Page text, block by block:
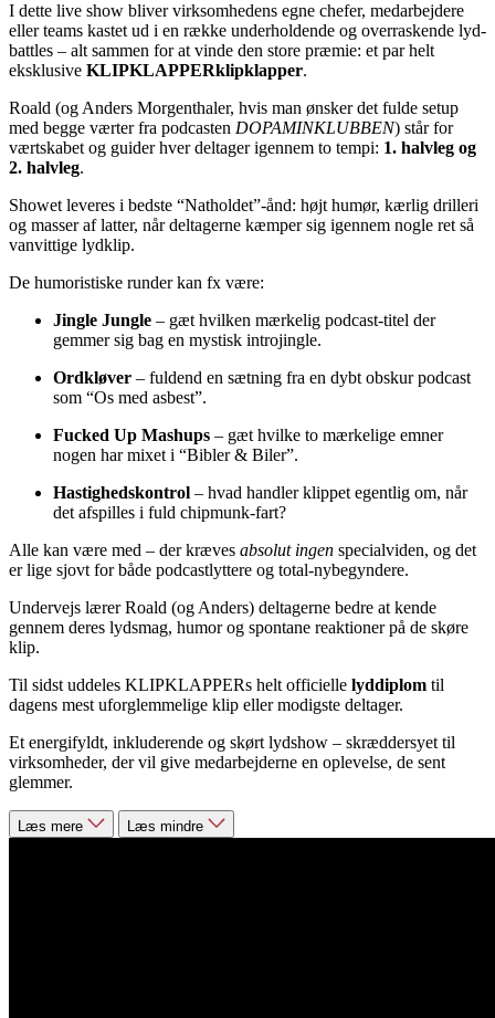
I dette live show bliver virksomhedens egne chefer, medarbejdere
eller teams kastet ud i en række underholdende og overraskende lyd-
battles – alt sammen for at vinde den store præmie: et par helt
eksklusive KLIPKLAPPERklipklapper.
Roald (og Anders Morgenthaler, hvis man ønsker det fulde setup
med begge værter fra podcasten DOPAMINKLUBBEN) står for
værtskabet og guider hver deltager igennem to tempi: 1. halvleg og
2. halvleg.
Showet leveres i bedste “Natholdet”-ånd: højt humør, kærlig drilleri
og masser af latter, når deltagerne kæmper sig igennem nogle ret så
vanvittige lydklip.
De humoristiske runder kan fx være:
Jingle Jungle – gæt hvilken mærkelig podcast-titel der
gemmer sig bag en mystisk introjingle.
Ordkløver – fuldend en sætning fra en dybt obskur podcast
som “Os med asbest”.
Fucked Up Mashups – gæt hvilke to mærkelige emner
nogen har mixet i “Bibler & Biler”.
Hastighedskontrol – hvad handler klippet egentlig om, når
det afspilles i fuld chipmunk-fart?
Alle kan være med – der kræves absolut ingen specialviden, og det
er lige sjovt for både podcastlyttere og total-nybegyndere.
Undervejs lærer Roald (og Anders) deltagerne bedre at kende
gennem deres lydsmag, humor og spontane reaktioner på de skøre
klip.
Til sidst uddeles KLIPKLAPPERs helt officielle lyddiplom til
dagens mest uforglemmelige klip eller modigste deltager.
Et energifyldt, inkluderende og skørt lydshow – skræddersyet til
virksomheder, der vil give medarbejderne en oplevelse, de sent
glemmer.
Læs mere Læs mindre